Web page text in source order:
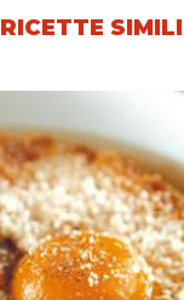
RICETTE SIMILI